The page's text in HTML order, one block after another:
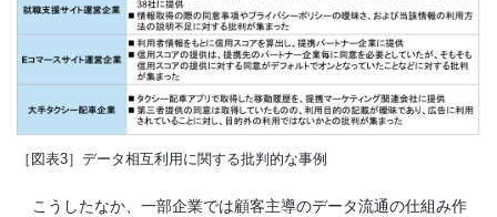
［図表3］ データ相互利用に関する批判的な事例
こうしたなか、一部企業では顧客主導のデータ流通の仕組み作